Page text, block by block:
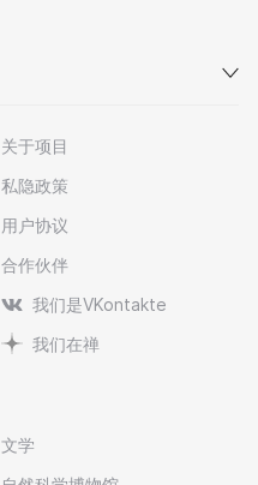
关于项目
私隐政策
用户协议
合作伙伴
我们是VKontakte
我们在禅
文学